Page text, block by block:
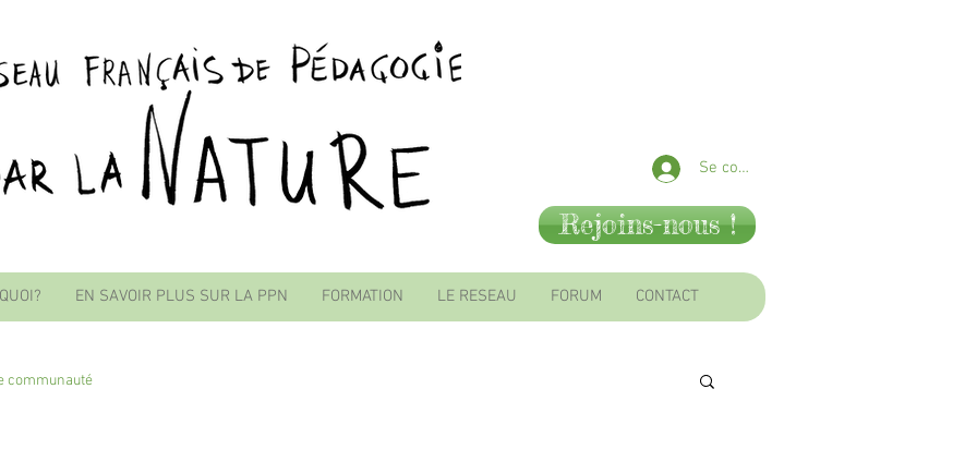
Se connecter
Rejoins-nous !
EN SAVOIR PLUS SUR LA PPN FORMATION LE RESEAU FORUM CONTACT
communauté